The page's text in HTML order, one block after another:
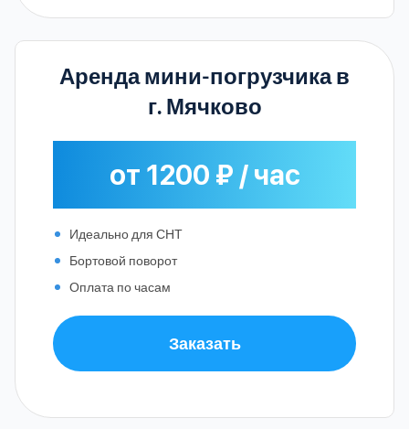
Аренда мини-погрузчика в
г. Мячково
от 1200 ₽ / час
Идеально для СНТ
Бортовой поворот
Оплата по часам
Заказать